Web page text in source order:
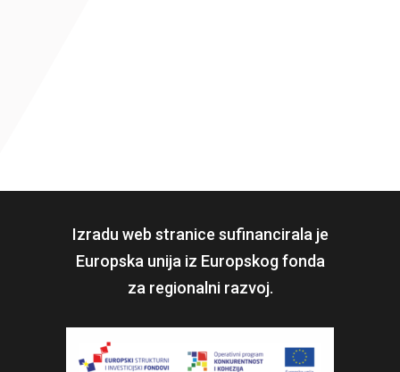
Izradu web stranice sufinancirala je
Europska unija iz Europskog fonda
za regionalni razvoj.